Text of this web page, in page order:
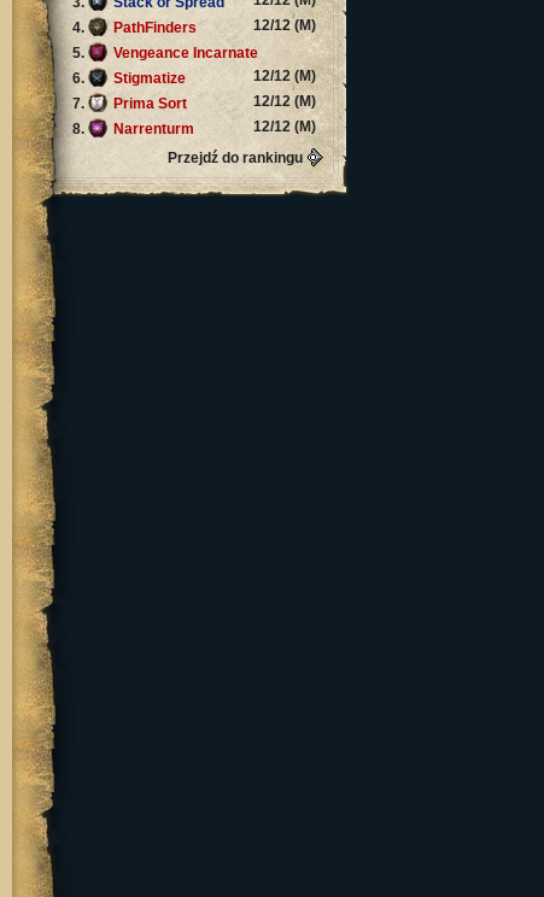
4.
PathFinders
12/12 (M)
5.
Vengeance Incarnate
12/12 (M)
6. Stigmatize
12/12 (M)
7.
Prima Sort
12/12 (M)
8.
Narrenturm
12/12 (M)
Przejdź do rankingu